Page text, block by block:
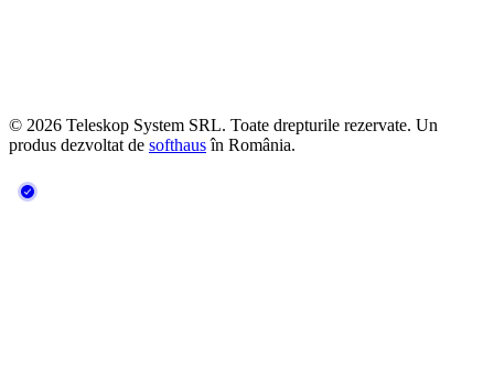
© 2026 Teleskop System SRL. Toate drepturile rezervate. Un
produs dezvoltat de softhausîn România.